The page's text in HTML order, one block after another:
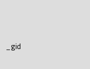
_gid